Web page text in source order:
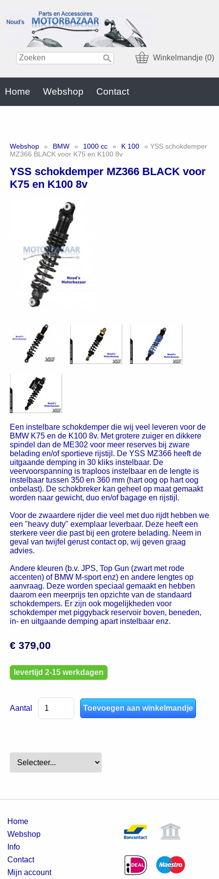
Winkelmandje (0)
Home Webshop Contact
Webshop » BMW » 1000 cc » K 100
» YSS schokdemper
MZ366 BLACK voor K75 en K100 8v
YSS schokdemper MZ366 BLACK voor
K75 en K100 8v
Een instelbare schokdemper die wij veel leveren voor de
BMW K75 en de K100 8v. Met grotere zuiger en dikkere
spindel dan de ME302 voor meer reserves bij zware
belading en/of sportieve rijstijl. De YSS MZ366 heeft de
uitgaande demping in 30 kliks instelbaar. De
veervoorspanning is traploos instelbaar en de lengte is
instelbaar tussen 350 en 360 mm (hart oog op hart oog
onbelast). De schokbreker kan geheel op maat gemaakt
worden naar gewicht, duo en/of bagage en rijstijl.
Voor de zwaardere rijder die veel met duo rijdt hebben we
een "heavy duty" exemplaar leverbaar. Deze heeft een
sterkere veer die past bij een grotere belading. Neem in
geval van twijfel gerust contact op, wij geven graag
advies.
Andere kleuren (b.v. JPS, Top Gun (zwart met rode
accenten) of BMW M-sport enz) en andere lengtes op
aanvraag. Deze worden speciaal gemaakt en hebben
daarom een meerprijs ten opzichte van de standaard
schokdempers. Er zijn ook mogelijkheden voor
schokdemper met piggyback reservoir boven, beneden,
in- en uitgaande demping apart instelbaar enz.
€ 379,00
levertijd 2-15 werkdagen
Aantal
Home
Webshop
Info
Contact
Mijn account